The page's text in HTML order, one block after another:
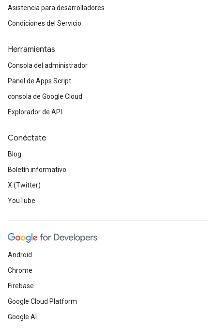
Asistencia para desarrolladores
Condiciones del Servicio
Herramientas
Consola del administrador
Panel de Apps Script
consola de Google Cloud
Explorador de API
Conéctate
Blog
Boletín informativo
X (Twitter)
YouTube
Android
Chrome
Firebase
Google Cloud Platform
Google AI